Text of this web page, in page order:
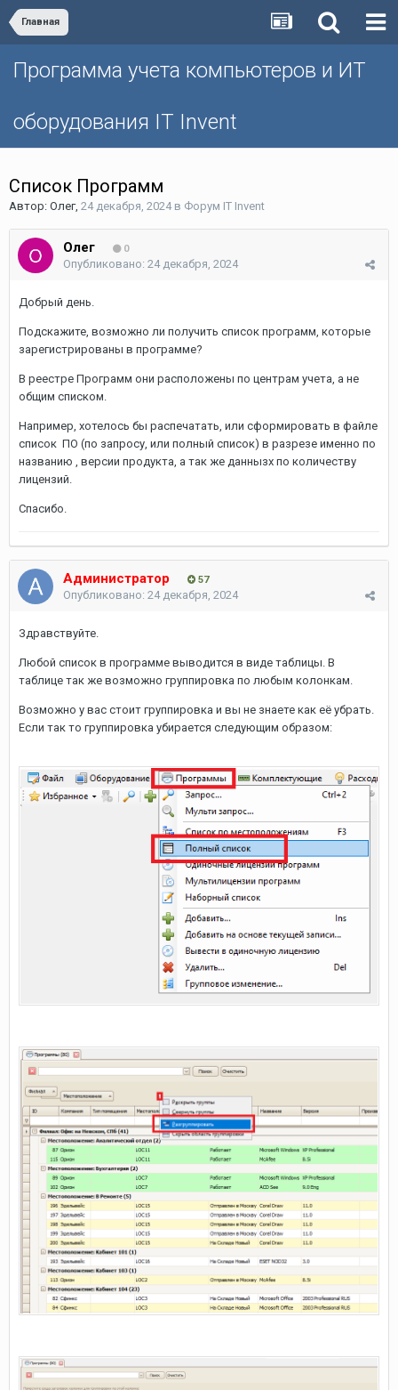
Главная
Программа учета компьютеров и ИТ
оборудования IT Invent
Список Программ
Автор: Олег, 24 декабря, 2024в Форум IT Invent
Олег 0
Опубликовано: 24 декабря, 2024
Добрый день.
Подскажите, возможно ли получить список программ, которые
зарегистрированы в программе?
В реестре Программ они расположены по центрам учета, а не
общим списком.
Например, хотелось бы распечатать, или сформировать в файле
список ПО (по запросу, или полный список) в разрезе именно по
названию , версии продукта, а так же даннызх по количеству
лицензий.
Спасибо.
Администратор 57
Опубликовано: 24 декабря, 2024
Здравствуйте.
Любой список в программе выводится в виде таблицы. В
таблице так же возможно группировка по любым колонкам.
Возможно у вас стоит группировка и вы не знаете как её убрать.
Если так то группировка убирается следующим образом: